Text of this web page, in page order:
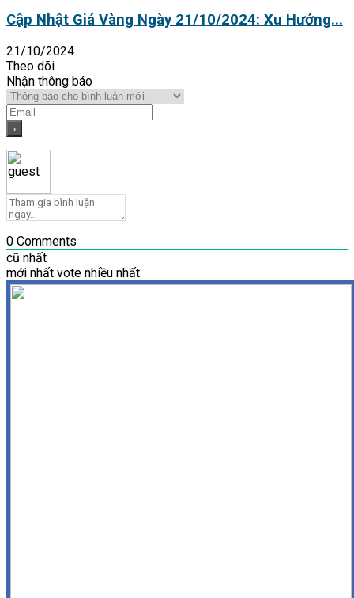
Cập Nhật Giá Vàng Ngày 21/10/2024: Xu Hướng...
21/10/2024
Theo dõi
Nhận thông báo
0 Comments
cũ nhất
mới nhất vote nhiều nhất